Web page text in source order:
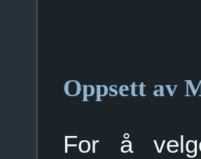
Oppsett av
For å